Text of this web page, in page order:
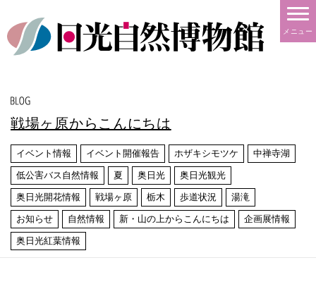
メニュー
戦場ヶ原からこんにちは
イベント情報 イベント開催報告 ホザキシモツケ 中禅寺湖
低公害バス自然情報 夏 奥日光 奥日光観光
奥日光開花情報 戦場ヶ原 栃木 歩道状況 湯滝
お知らせ 自然情報 新・山の上からこんにちは 企画展情報
奥日光紅葉情報